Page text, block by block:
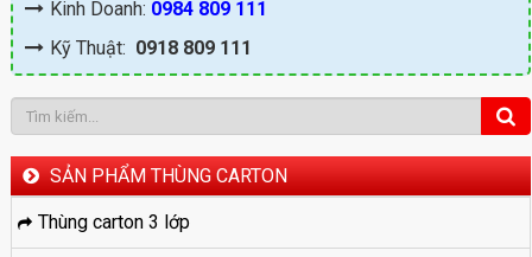
Kinh Doanh: 0984 809 111
Kỹ Thuật: 0918 809 111
SẢN PHẨM THÙNG CARTON
Thùng carton 3 lớp